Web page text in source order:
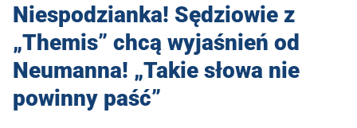
Niespodzianka! Sędziowie z
„Themis” chcą wyjaśnień od
Neumanna! „Takie słowa nie
powinny paść”